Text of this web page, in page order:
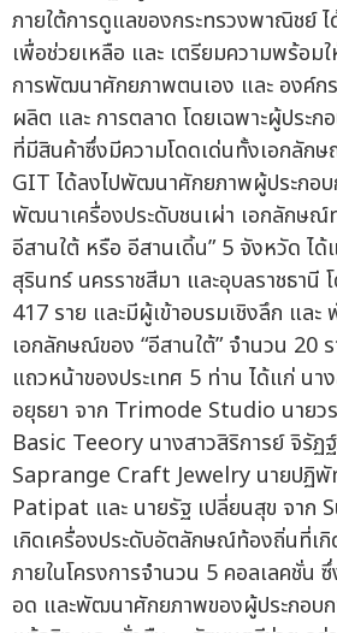
ภายใต้การดูแลของกระทรวงพาณิชย์
เพื่อช่วยเหลือ และ เตรียมความพร้อม
การพัฒนาศักยภาพตนเอง และ องค์ก
ผลิต และ การตลาด โดยเฉพาะผู้ประก
ที่มีสินค้าซึ่งมีความโดดเด่นทั้งเอกลัก
GIT ได้ลงไปพัฒนาศักยภาพผู้ประกอบ
พัฒนาเครื่องประดับชนเผ่า เอกลักษ
อีสานใต้ หรือ อีสานเดิ้น” 5 จังหวัด ไ
สุรินทร์ นครราชสีมา และอุบลราชธานี
417 ราย และมีผู้เข้าอบรมเชิงลึก แล
เอกลักษณ์ของ “อีสานใต้” จำนวน 20
แถวหน้าของประเทศ 5 ท่าน ได้แก่ น
อยุธยา จาก Trimode Studio นายว
Basic Teeory นางสาวสิริการย์ จิรัฏ
Saprange Craft Jewelry นายปฏิพั
Patipat และ นายรัฐ เปลี่ยนสุข จาก
เกิดเครื่องประดับอัตลักษณ์ท้องถิ่นที่เกิ
ภายในโครงการจำนวน 5 คอลเลคชั่น
อด และพัฒนาศักยภาพของผู้ประกอบ